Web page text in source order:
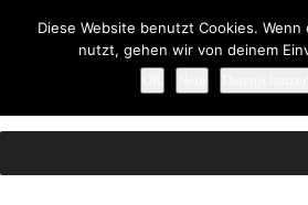
Diese Website benutzt Cookies.
nutzt, gehen wir von deinem